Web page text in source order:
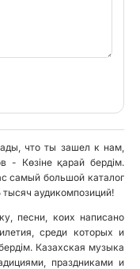
что ты зашел к нам,
- Көзіне қарай бердім.
самый большой каталог
аудикомпозиций!
песни, коих написано
среди которых и
Казахская музыка
праздниками и